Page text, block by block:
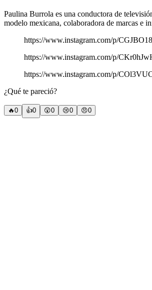
Paulina Burrola es una conductora de
modelo mexicana, colaboradora de marcas e
https://www.instagram.com/p/
https://www.instagram.com/p/
https://www.instagram.com/p/
¿Qué te pareció?
🔥0 👍0 😲0 😢0 😠0